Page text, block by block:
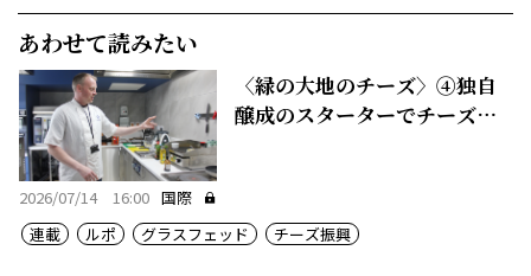
あわせて読みたい
〈緑の大地のチーズ〉④独自
醸成のスターターでチーズに
2026/07/14 16:00 国際
連載
ルポ グラスフェッド チーズ振興